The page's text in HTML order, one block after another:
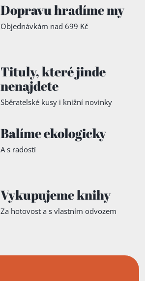
Dopravu hradíme my
Objednávkám nad 699 Kč
Tituly,které jinde
nenajdete
Sběratelské kusy i knižní novinky
Balíme ekologicky
A s radostí
Vykupujeme knihy
Za hotovost a s vlastním odvozem